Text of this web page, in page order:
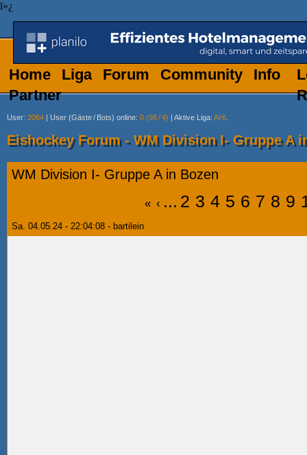
ï»¿
Home Liga Forum Community
Info
Partner
User: 2064 | User (Gäste/ Bots) online: 0 (98/4) | Aktive Liga: AHL
Eishockey Forum - WM Division I- Gruppe A
WM Division I- Gruppe A in Bozen
« ‹ ... 2 3 4 5 6 7 8 9
Sa. 04.05.24 - 22:04:08 - bartilein